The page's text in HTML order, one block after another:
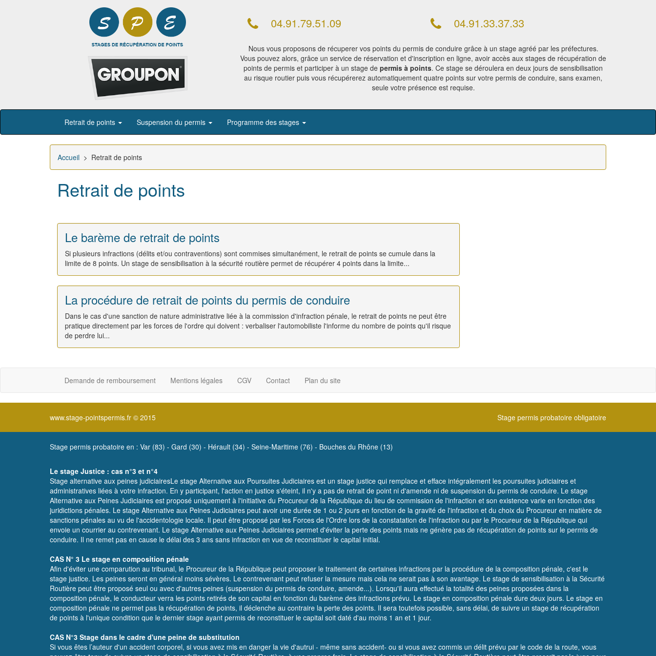
04.91.79.51.09 04.91.33.37.33
Nous vous proposons de récuperer vos points du permis de conduire grâce à un stage agréé par les préfectures.
Vous pouvez alors, grâce un service de réservation et d'inscription en ligne, avoir accès aux stages de récupération de
points de permis et participer à un stage de permis à points. Ce stage se déroulera en deux jours de sensibilisation
au risque routier puis vous récupérerez automatiquement quatre points sur votre permis de conduire, sans examen,
seule votre présence est requise.
Retrait de points Suspension du permis Programme des stages
Accueil > Retrait de points
Retrait de points
Le barème de retrait de points
Si plusieurs infractions (délits et/ou contraventions) sont commises simultanément, le retrait de points se cumule dans la
limite de 8 points. Un stage de sensibilisation à la sécurité routière permet de récupérer 4 points dans la limite...
La procédure de retrait de points du permis de conduire
Dans le cas d'une sanction de nature administrative liée à la commission d'infraction pénale, le retrait de points ne peut être
pratique directement par les forces de l'ordre qui doivent : verbaliser l'automobiliste l'informe du nombre de points qu'il risque
de perdre lui...
Demande de remboursement Mentions légales CGV Contact Plan du site
www.stage-pointspermis.fr © 2015 Stage permis probatoire obligatoire
Stage permis probatoire en : Var (83) - Gard (30) - Hérault (34) - Seine-Maritime (76) - Bouches du Rhône (13)
Le stage Justice : cas n°3 et n°4
Stage alternative aux peines judiciairesLe stage Alternative aux Poursuites Judiciaires est un stage justice qui remplace et efface intégralement les poursuites judiciaires et
administratives liées à votre infraction. En y participant, l'action en justice s'éteint, il n'y a pas de retrait de point ni d'amende ni de suspension du permis de conduire. Le stage
Alternative aux Peines Judiciaires est proposé uniquement à l'initiative du Procureur de la République du lieu de commission de l'infraction et son existence varie en fonction des
juridictions pénales. Le stage Alternative aux Peines Judiciaires peut avoir une durée de 1 ou 2 jours en fonction de la gravité de l'infraction et du choix du Procureur en matière de
sanctions pénales au vu de l'accidentologie locale. Il peut être proposé par les Forces de l'Ordre lors de la constatation de l'infraction ou par le Procureur de la République qui
envoie un courrier au contrevenant. Le stage Alternative aux Peines Judiciaires permet d'éviter la perte des points mais ne génère pas de récupération de points sur le permis de
conduire. Il ne remet pas en cause le délai des 3 ans sans infraction en vue de reconstituer le capital initial.
CAS N° 3 Le stage en composition pénale
Afin d'éviter une comparution au tribunal, le Procureur de la République peut proposer le traitement de certaines infractions par la procédure de la composition pénale, c'est le
stage justice. Les peines seront en général moins sévères. Le contrevenant peut refuser la mesure mais cela ne serait pas à son avantage. Le stage de sensibilisation à la Sécurité
Routière peut être proposé seul ou avec d'autres peines (suspension du permis de conduire, amende...). Lorsqu'il aura effectué la totalité des peines proposées dans la
composition pénale, le conducteur verra les points retirés de son capital en fonction du barème des infractions prévu. Le stage en composition pénale dure deux jours. Le stage en
composition pénale ne permet pas la récupération de points, il déclenche au contraire la perte des points. Il sera toutefois possible, sans délai, de suivre un stage de récupération
de points à l'unique condition que le dernier stage ayant permis de reconstituer le capital soit daté d'au moins 1 an et 1 jour.
CAS N°3 Stage dans le cadre d'une peine de substitution
Si vous êtes l’auteur d'un accident corporel, si vous avez mis en danger la vie d'autrui - même sans accident- ou si vous avez commis un délit prévu par le code de la route, vous